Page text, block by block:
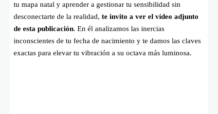
tu mapa natal y aprender a gestionar tu sensibilidad sin
desconectarte de la realidad, te invito a ver el vídeo adjunto
de esta publicación. En él analizamos las inercias
inconscientes de tu fecha de nacimiento y te damos las claves
exactas para elevar tu vibración a su octava más luminosa.